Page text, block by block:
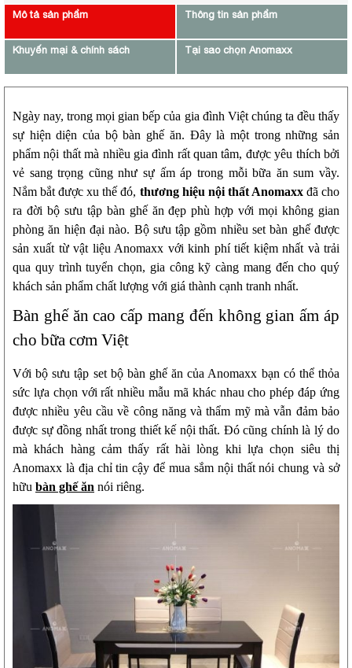
Mô tả sản phẩm Thông tin sản phẩm
Khuyến mại & chính sách Tại sao chọn Anomaxx
Ngày nay, trong mọi gian bếp của gia đình Việt chúng ta đều thấy
sự hiện diện của bộ bàn ghế ăn. Đây là một trong những sản
phẩm nội thất mà nhiều gia đình rất quan tâm, được yêu thích bởi
vẻ sang trọng cũng như sự ấm áp trong mỗi bữa ăn sum vầy.
Nắm bắt được xu thế đó, thương hiệu nội thất Anomaxxđã cho
ra đời bộ sưu tập bàn ghế ăn đẹp phù hợp với mọi không gian
phòng ăn hiện đại nào. Bộ sưu tập gồm nhiều set bàn ghế được
sản xuất từ vật liệu Anomaxx với kinh phí tiết kiệm nhất và trải
qua quy trình tuyển chọn, gia công kỹ càng mang đến cho quý
khách sản phẩm chất lượng với giá thành cạnh tranh nhất.
Bàn ghế ăn cao cấp mang đến không gian ấm áp
cho bữa cơm Việt
Với bộ sưu tập set bộ bàn ghế ăn của Anomaxx bạn có thể thỏa
sức lựa chọn với rất nhiều mẫu mã khác nhau cho phép đáp ứng
được nhiều yêu cầu về công năng và thẩm mỹ mà vẫn đảm bảo
được sự đồng nhất trong thiết kế nội thất. Đó cũng chính là lý do
mà khách hàng cảm thấy rất hài lòng khi lựa chọn siêu thị
Anomaxx là địa chỉ tin cậy để mua sắm nội thất nói chung và sở
hữu bàn ghế ăn nói riêng.